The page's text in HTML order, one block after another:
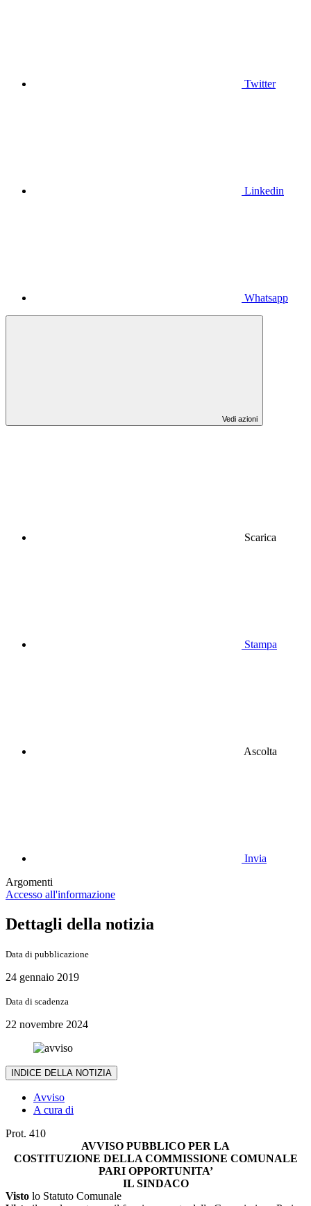
Twitter
Linkedin
Whatsapp
Vedi azioni
Scarica
Stampa
Ascolta
Invia
Argomenti
Accesso all'informazione
Dettagli della notizia
Data di pubblicazione
24 gennaio 2019
Data di scadenza
22 novembre 2024
INDICE DELLA NOTIZIA
Avviso
A cura di
Prot. 410
AVVISO PUBBLICO PER LA
COSTITUZIONE DELLA COMMISSIONE COMUNALE
PARI OPPORTUNITA’
IL SINDACO
Visto lo Statuto Comunale